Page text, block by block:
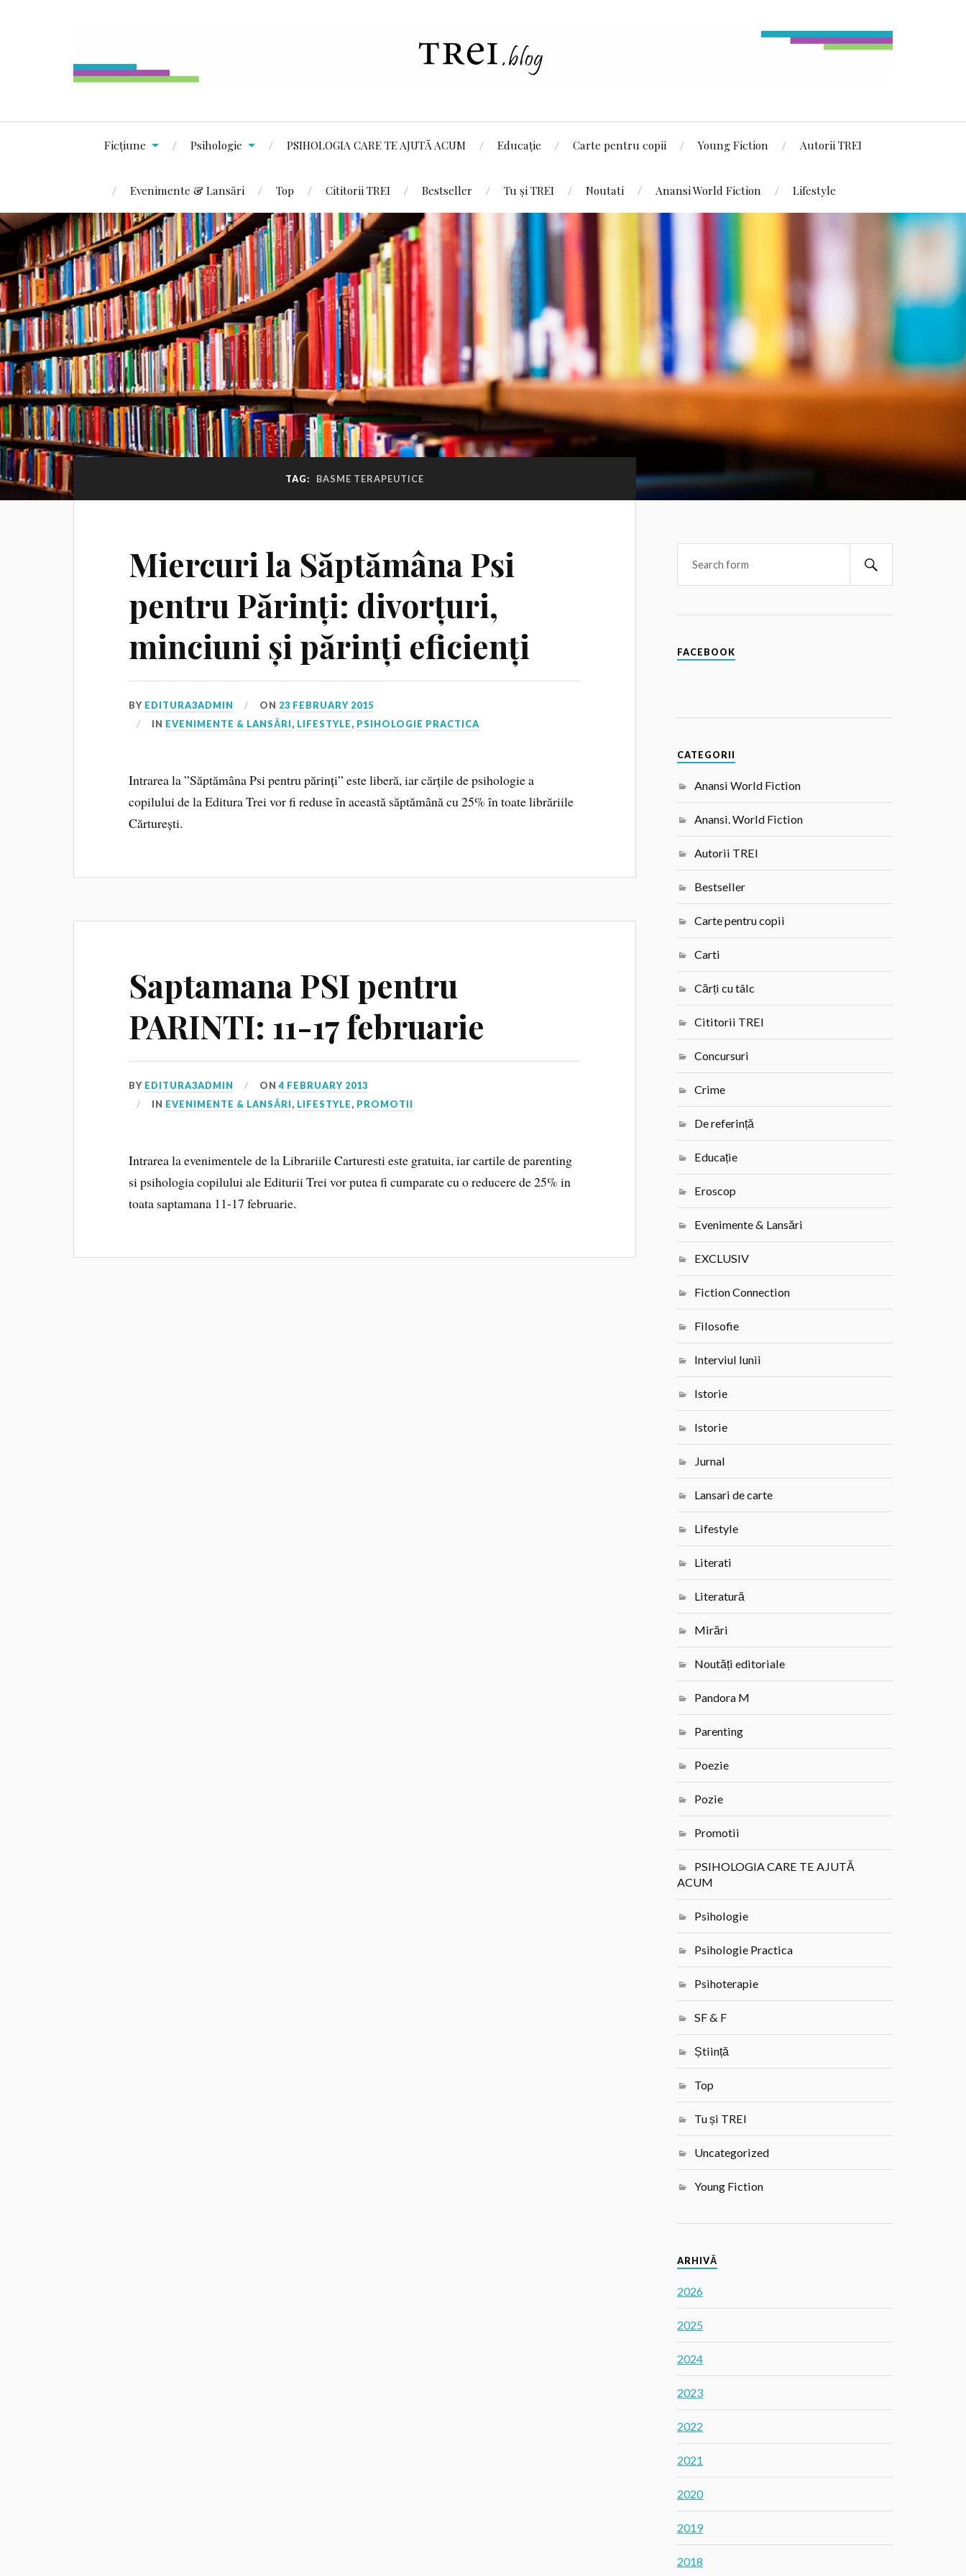
Ficțiune Psihologie PSIHOLOGIA CARE TE AJUTĂ ACUM Educație Carte pentru copii Young Fiction Autorii TREI
Evenimente & Lansări Top Cititorii TREI Bestseller Tu și TREI Noutati Anansi World Fiction Lifestyle
TAG: BASME TERAPEUTICE
Miercuri la Săptămâna Psi
pentru Părinți: divorțuri,
minciuni și părinți eficienți
BY EDITURA3ADMIN ON 23 FEBRUARY 2015
IN EVENIMENTE & LANSĂRI, LIFESTYLE, PSIHOLOGIE PRACTICA
Intrarea la ”Săptămâna Psi pentru părinți” este liberă, iar cărțile de psihologie a
copilului de la Editura Trei vor fi reduse în această săptămână cu 25% în toate librăriile
Cărturești.
Saptamana PSI pentru
PARINTI: 11-17 februarie
BY EDITURA3ADMIN ON4 FEBRUARY 2013
IN EVENIMENTE & LANSĂRI, LIFESTYLE, PROMOTII
Intrarea la evenimentele de la Librariile Carturesti este gratuita, iar cartile de parenting
si psihologia copilului ale Editurii Trei vor putea fi cumparate cu o reducere de 25% in
toata saptamana 11-17 februarie.
FACEBOOK
CATEGORII
Anansi World Fiction
Anansi. World Fiction
Autorii TREI
Bestseller
Carte pentru copii
Carti
Cărți cu tâlc
Cititorii TREI
Concursuri
Crime
De referință
Educație
Eroscop
Evenimente & Lansări
EXCLUSIV
Fiction Connection
Filosofie
Interviul lunii
Istorie
Istorie
Jurnal
Lansari de carte
Lifestyle
Literati
Literatură
Mirări
Noutăți editoriale
Pandora M
Parenting
Poezie
Pozie
Promotii
PSIHOLOGIA CARE TE AJUTĂ
ACUM
Psihologie
Psihologie Practica
Psihoterapie
SF & F
Știință
Top
Tu și TREI
Uncategorized
Young Fiction
ARHIVĂ
2026
2025
2024
2023
2022
2021
2020
2019
2018